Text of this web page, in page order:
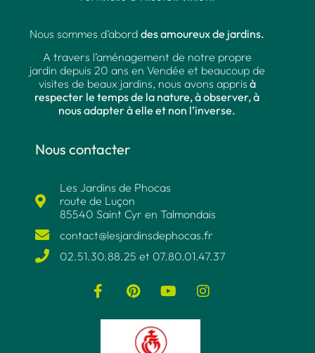
Nous sommes d’abord des amoureux de jardins.
A travers l’aménagement de notre propre
jardin depuis 20 ans en Vendée et beaucoup de
visites de beaux jardins, nous avons appris à
respecter le temps de la nature, à observer, à
nous adapter à elle et non l’inverse.
Nous contacter
Les Jardins de Phocas
route de Luçon
85540 Saint Cyr en Talmondais
contact@lesjardinsdephocas.fr​
02.51.30.88.25 et 07.80.01.47.37​